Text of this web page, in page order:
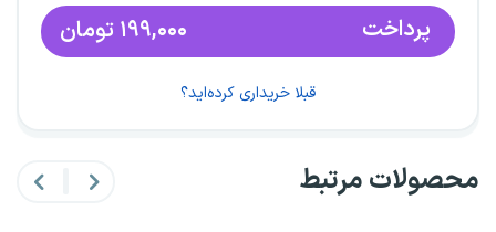
پرداخت ۱۹۹,۰۰۰ تومان
قبلا خریداری کرده‌اید؟
محصولات مرتبط